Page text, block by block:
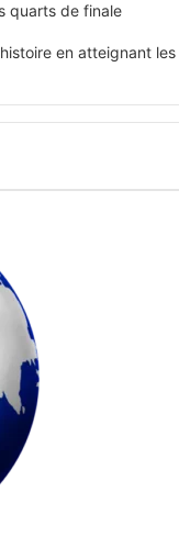
quarts de finale
en atteignant